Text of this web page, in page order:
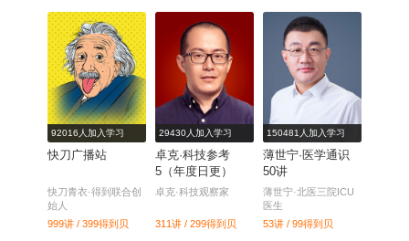
每天听本书
电子书
92016人加入学习
快刀广播站
快刀青衣·得到联合创
始人
999讲 / 399得到贝
29430人加入学习
卓克·科技参考
5（年度日更）
卓克·科技观察家
311讲 / 299得到贝
150481人加入学习
薄世宁·医学通识
50讲
薄世宁·北医三院ICU
医生
53讲 / 99得到贝